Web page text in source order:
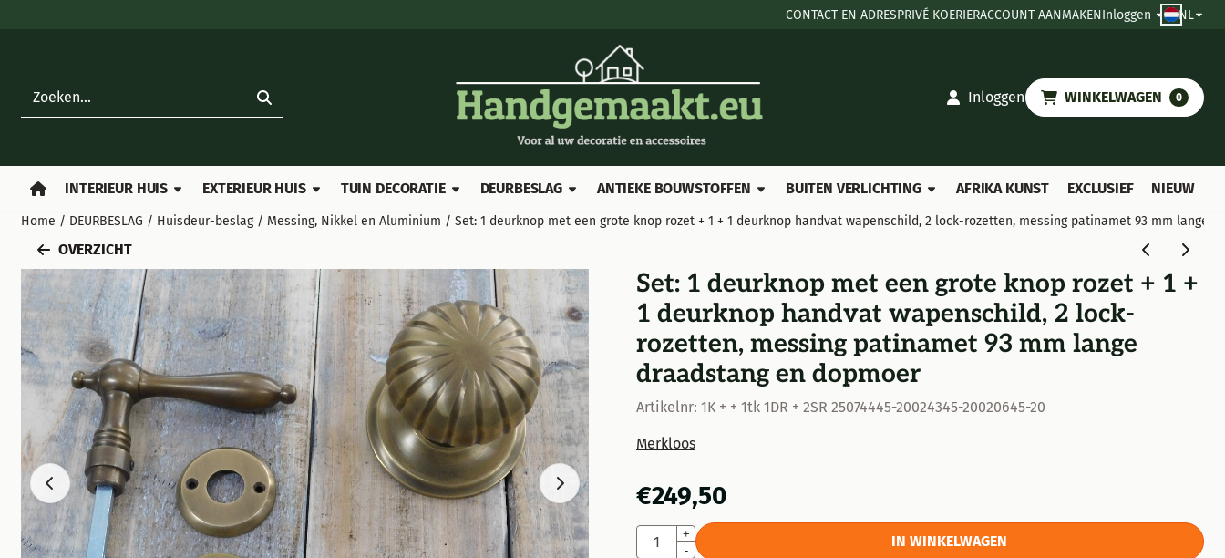
CONTACT EN ADRESPRIVÉ KOERIERACCOUNT AANMAKENInloggen NL
Zoeken
Inloggen WINKELWAGEN 0
INTERIEUR HUIS EXTERIEUR HUIS TUIN DECORATIE DEURBESLAG ANTIEKE BOUWSTOFFEN BUITEN VERLICHTING AFRIKA KUNST EXCLUSIEF NIEUW
Home / DEURBESLAG / Huisdeur-beslag / Messing, Nikkel en Aluminium / Set: 1 deurknop met een grote knop rozet + 1 + 1 deurknop handvat wapenschild, 2 lock-rozetten, messing patinamet 93 mm lange
OVERZICHT
Set: 1 deurknop met een grote knop rozet + 1 +
1 deurknop handvat wapenschild, 2 lock-
rozetten, messing patinamet 93 mm lange
draadstang en dopmoer
Artikelnr: 1K + + 1tk 1DR + 2SR 25074445-20024345-20020645-20
Merkloos
€249,50
Aantal
+
-
IN WINKELWAGEN